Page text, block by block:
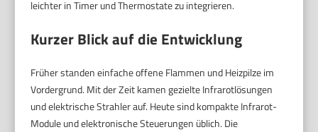
leichter in Timer und Thermostate zu integrieren.
Kurzer Blick auf die Entwicklung
Früher standen einfache offene Flammen und Heizpilze im
Vordergrund. Mit der Zeit kamen gezielte Infrarotlösungen
und elektrische Strahler auf. Heute sind kompakte Infrarot-
Module und elektronische Steuerungen üblich. Die